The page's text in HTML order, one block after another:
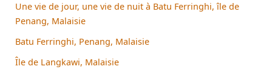
Une vie de jour, une vie de nuit à Batu Ferringhi, île de
Penang, Malaisie
Batu Ferringhi, Penang, Malaisie
Île de Langkawi, Malaisie